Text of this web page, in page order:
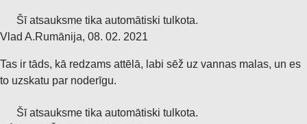
Šī atsauksme tika automātiski tulkota.
Vlad A.Rumānija, 08. 02. 2021
Tas ir tāds, kā redzams attēlā, labi sēž uz vannas malas, un es
to uzskatu par noderīgu.
Šī atsauksme tika automātiski tulkota.